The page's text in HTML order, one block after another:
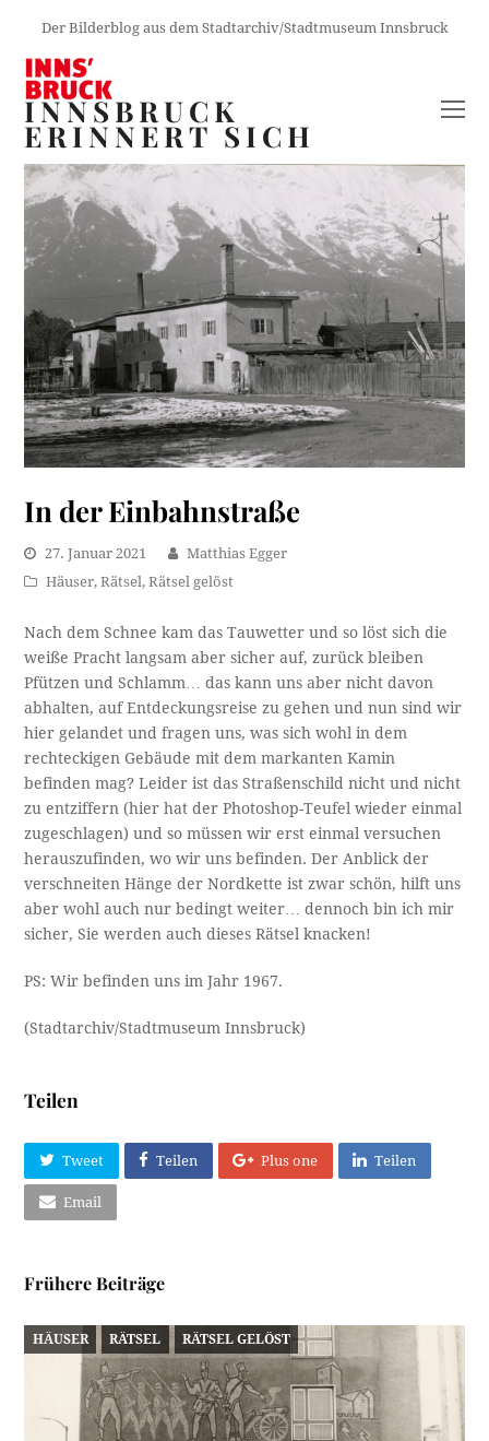
Der Bilderblog aus dem Stadtarchiv/Stadtmuseum Innsbruck
INNSBRUCK
ERINNERT SICH
In der Einbahnstraße
27. Januar 2021
Matthias Egger
Häuser,Rätsel,Rätsel gelöst
Nach dem Schnee kam das Tauwetter und so löst sich die
weiße Pracht langsam aber sicher auf, zurück bleiben
Pfützen und Schlamm… das kann uns aber nicht davon
abhalten, auf Entdeckungsreise zu gehen und nun sind wir
hier gelandet und fragen uns, was sich wohl in dem
rechteckigen Gebäude mit dem markanten Kamin
befinden mag? Leider ist das Straßenschild nicht und nicht
zu entziffern (hier hat der Photoshop-Teufel wieder einmal
zugeschlagen) und so müssen wir erst einmal versuchen
herauszufinden, wo wir uns befinden. Der Anblick der
verschneiten Hänge der Nordkette ist zwar schön, hilft uns
aber wohl auch nur bedingt weiter… dennoch bin ich mir
sicher, Sie werden auch dieses Rätsel knacken!
PS: Wir befinden uns im Jahr 1967.
(Stadtarchiv/Stadtmuseum Innsbruck)
Teilen
Tweet Teilen Plus one Teilen
Email
Frühere Beiträge
HÄUSER RÄTSEL RÄTSEL GELÖST